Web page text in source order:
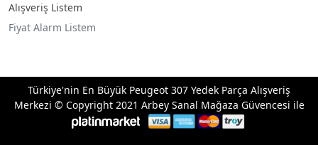
Alışveriş Listem
Fiyat Alarm Listem
Türkiye'nin En Büyük Peugeot 307 Yedek Parça Alışveriş
Merkezi © Copyright 2021 Arbey Sanal Mağaza Güvencesi ile